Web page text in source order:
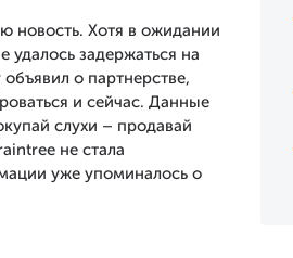
новость. Хотя в ожидании
удалось задержаться на
о партнерстве,
и сейчас. Данные
слухи – продавай
не стала
уже упоминалось о